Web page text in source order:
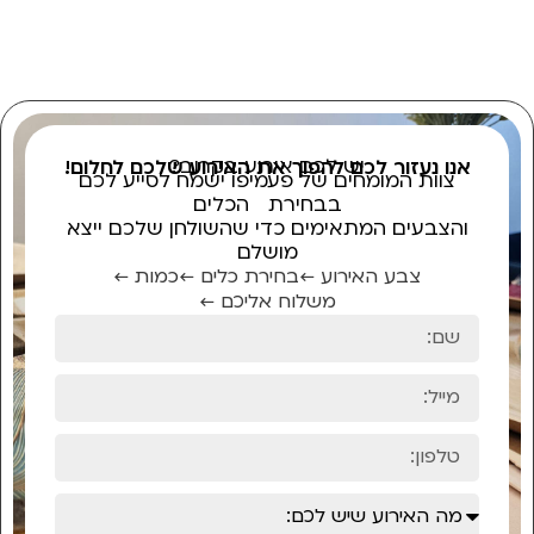
יש לכם אירוע בקרוב?
אנו נעזור לכם להפוך את האירוע שלכם לחלום!
צוות המומחים של פעמיפו ישמח לסייע לכם
בבחירת הכלים
והצבעים המתאימים כדי שהשולחן שלכם ייצא
מושלם
צבע האירוע ←בחירת כלים ←כמות ←
משלוח אליכם ←